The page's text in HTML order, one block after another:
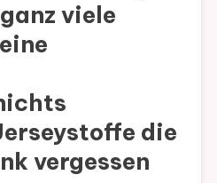
viele
die
vergessen